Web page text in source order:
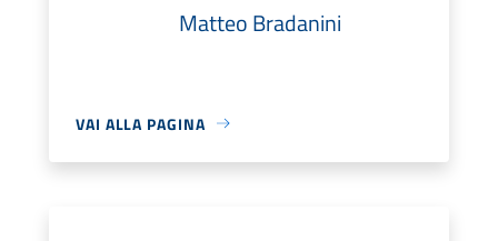
Matteo Bradanini
VAI ALLA PAGINA